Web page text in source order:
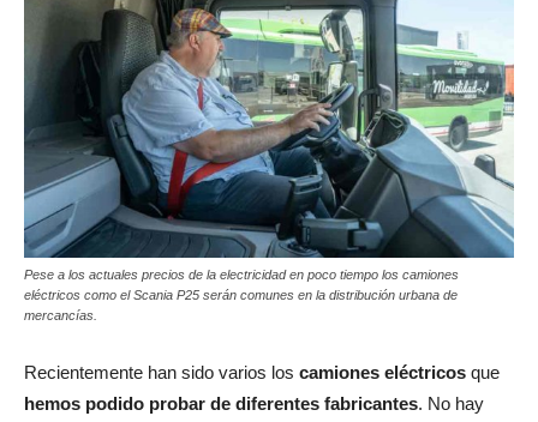
Pese a los actuales precios de la electricidad en poco tiempo los camiones
eléctricos como el Scania P25 serán comunes en la distribución urbana de
mercancías.
Recientemente han sido varios los camiones eléctricos que
hemos podido probar de diferentes fabricantes. No hay